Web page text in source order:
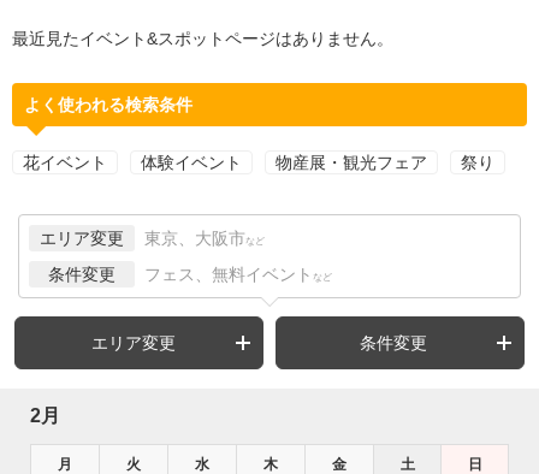
最近見たイベント&スポットページはありません。
よく使われる検索条件
花イベント 体験イベント 物産展・観光フェア 祭り
エリア変更 東京、大阪市 など
条件変更 フェス、無料イベント など
エリア変更 条件変更
2月
月 火 水 木 金 土 日